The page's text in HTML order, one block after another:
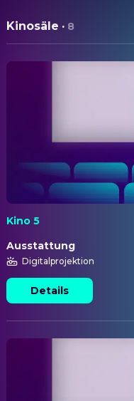
Kinosäle · 8
Kino 5
Ausstattung
Digitalprojektion
Details